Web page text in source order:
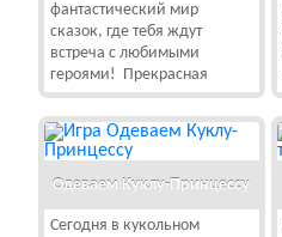
фантастический мир
сказок, где тебя ждут
встреча с любимыми
героями! Прекрасная
Одеваем Куклу-Принцессу
Сегодня в кукольном